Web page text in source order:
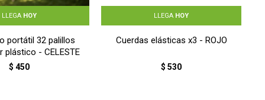
LLEGA HOY
portátil 32 palillos
plástico - CELESTE
$ 450
LLEGA HOY
Cuerdas elásticas x3 - ROJO
$ 530